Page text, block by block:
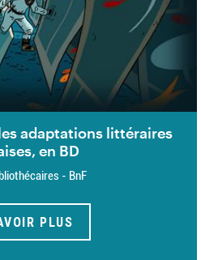
adaptations littéraires
en BD
- BnF
PLUS